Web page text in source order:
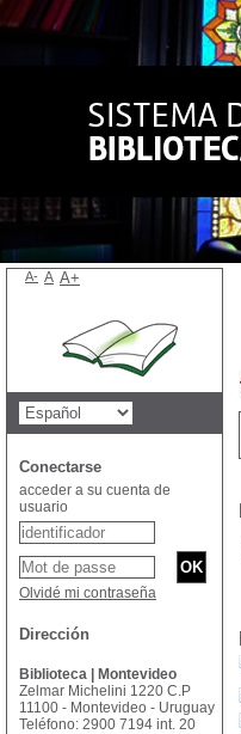
A- A A+
Conectarse
acceder a su cuenta de
usuario
Olvidé mi contraseña
Dirección
Biblioteca | Montevideo
Zelmar Michelini 1220 C.P
11100 - Montevideo - Uruguay
Teléfono: 2900 7194 int. 20